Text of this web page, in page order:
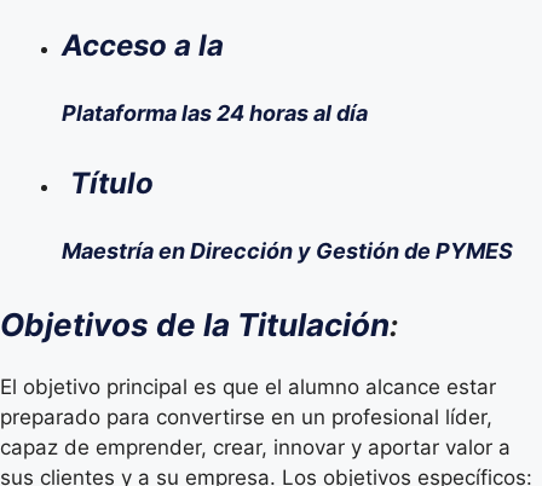
Acceso a la
Plataforma las 24 horas al día
Título
Maestría en Dirección y Gestión de PYMES
Objetivos de la Titulación:
El objetivo principal es que el alumno alcance estar
preparado para convertirse en un profesional líder,
capaz de emprender, crear, innovar y aportar valor a
sus clientes y a su empresa. Los objetivos específicos: